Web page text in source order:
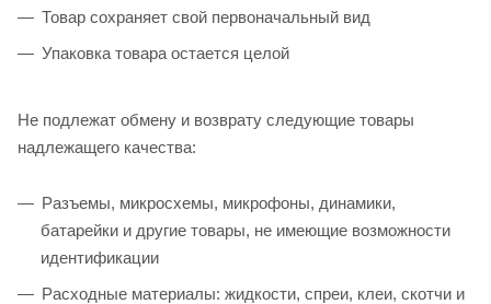
Товар сохраняет свой первоначальный вид
Упаковка товара остается целой
Не подлежат обмену и возврату следующие товары
надлежащего качества:
Разъемы, микросхемы, микрофоны, динамики,
батарейки и другие товары, не имеющие возможности
идентификации
Расходные материалы: жидкости, спреи, клеи, скотчи и